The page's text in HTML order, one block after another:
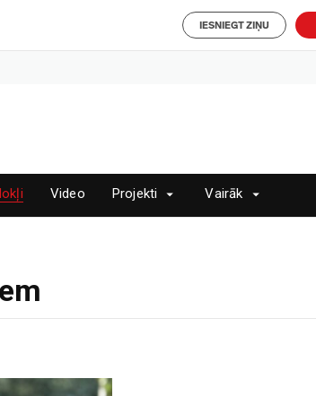
IESNIEGT ZIŅU
Video Projekti Vairāk